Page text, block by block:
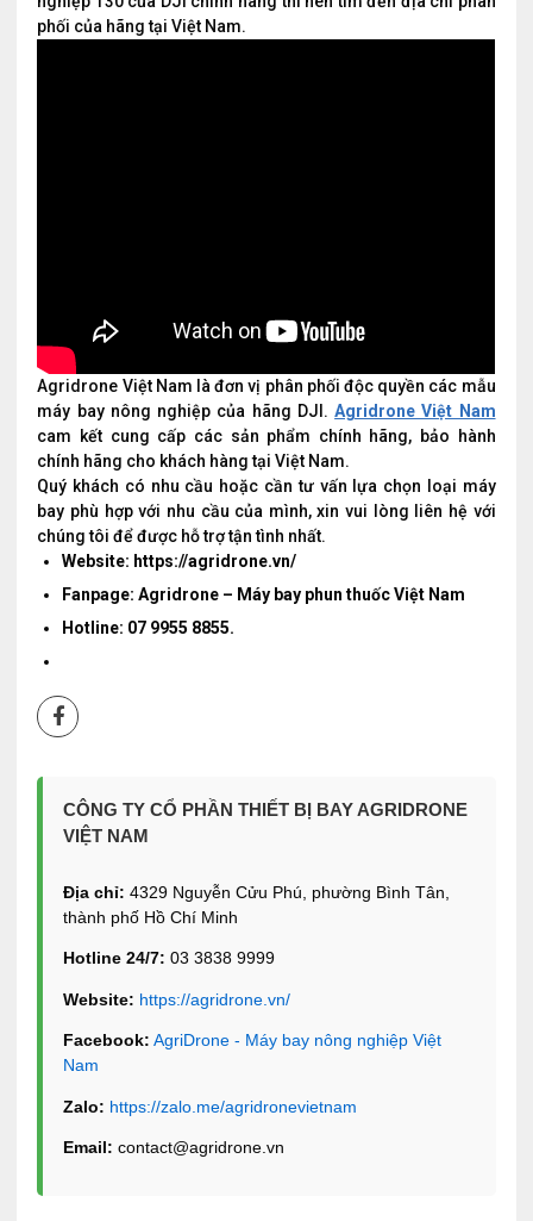
phối của hãng tại Việt Nam.
Agridrone Việt Nam là đơn vị phân phối độc quyền các mẫu
máy bay nông nghiệp của hãng DJI.Agridrone Việt Nam
cam kết cung cấp các sản phẩm chính hãng, bảo hành
chính hãng cho khách hàng tại Việt Nam.
Quý khách có nhu cầu hoặc cần tư vấn lựa chọn loại máy
bay phù hợp với nhu cầu của mình, xin vui lòng liên hệ với
chúng tôi để được hỗ trợ tận tình nhất.
Website: https://agridrone.vn/
Fanpage: Agridrone – Máy bay phun thuốc Việt Nam
Hotline: 07 9955 8855.
CÔNG TY CỔ PHẦN THIẾT BỊ BAY AGRIDRONE
VIỆT NAM
Địa chỉ: 4329 Nguyễn Cửu Phú, phường Bình Tân,
thành phố Hồ Chí Minh
Hotline 24/7: 03 3838 9999
Website: https://agridrone.vn/
Facebook: AgriDrone - Máy bay nông nghiệp Việt
Nam
Zalo: https://zalo.me/agridronevietnam
Email: contact@agridrone.vn